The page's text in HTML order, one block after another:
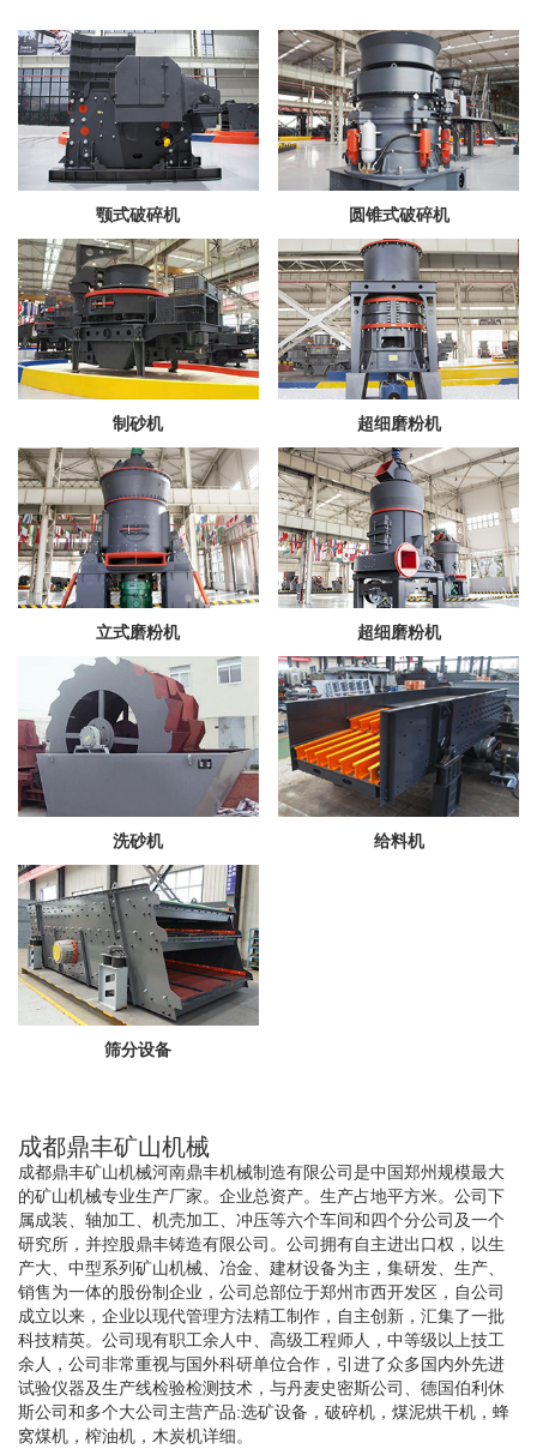
颚式破碎机 圆锥式破碎机
制砂机 超细磨粉机
立式磨粉机 超细磨粉机
洗砂机 给料机
筛分设备
成都鼎丰矿山机械
成都鼎丰矿山机械河南鼎丰机械制造有限公司是中国郑州规模最大
的矿山机械专业生产厂家。企业总资产。生产占地平方米。公司下
属成装、轴加工、机壳加工、冲压等六个车间和四个分公司及一个
研究所，并控股鼎丰铸造有限公司。公司拥有自主进出口权，以生
产大、中型系列矿山机械、冶金、建材设备为主，集研发、生产、
销售为一体的股份制企业，公司总部位于郑州市西开发区，自公司
成立以来，企业以现代管理方法精工制作，自主创新，汇集了一批
科技精英。公司现有职工余人中、高级工程师人，中等级以上技工
余人，公司非常重视与国外科研单位合作，引进了众多国内外先进
试验仪器及生产线检验检测技术，与丹麦史密斯公司、德国伯利休
斯公司和多个大公司主营产品:选矿设备，破碎机，煤泥烘干机，蜂
窝煤机，榨油机，木炭机详细。